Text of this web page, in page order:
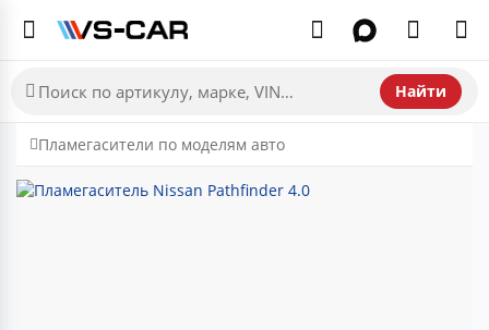
Найти
Пламегасители по моделям авто